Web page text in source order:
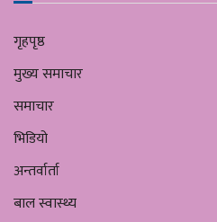
गृहपृष्ठ
मुख्य समाचार
समाचार
भिडियो
अन्तर्वार्ता
बाल स्वास्थ्य